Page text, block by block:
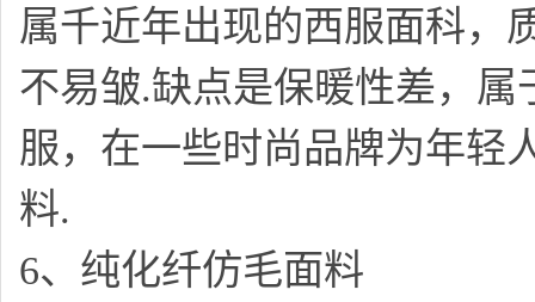
属千近年出现的西服面科，
不易皱.缺点是保暖性差，
服，在一些时尚品牌为年轻
料.
6、纯化纤仿毛面料